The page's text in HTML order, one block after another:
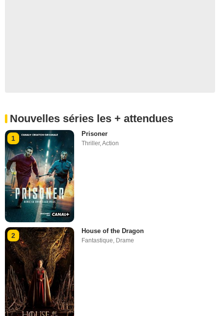
Nouvelles séries les + attendues
1
Prisoner
Thriller,Action
2
House of the Dragon
Fantastique, Drame